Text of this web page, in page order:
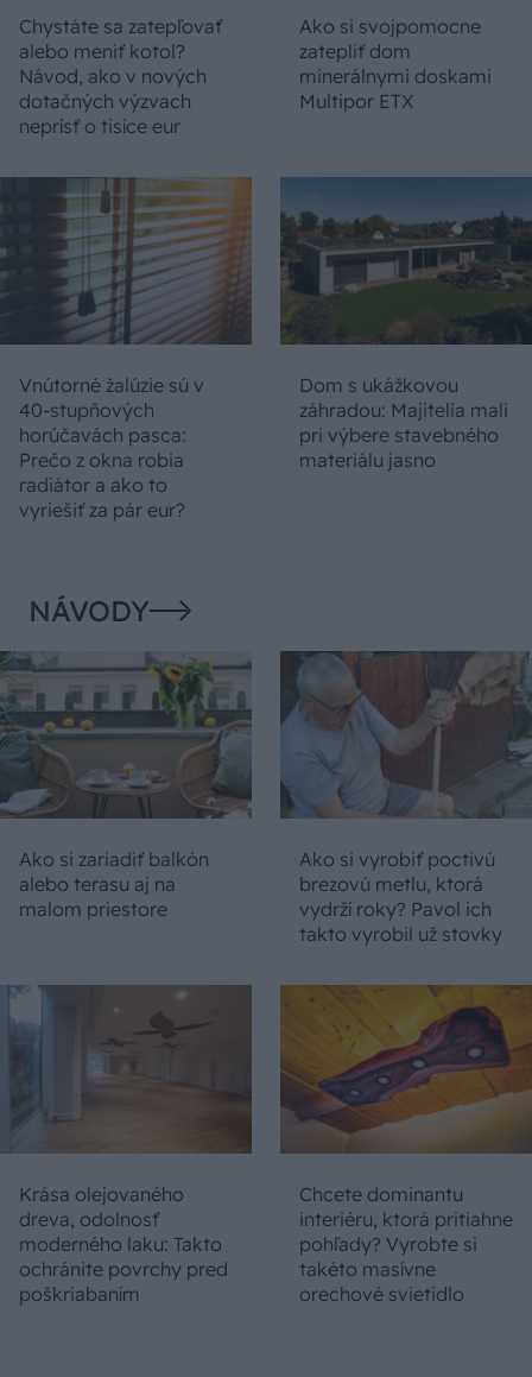
Chystáte sa zatepľovať
alebo meniť kotol?
Návod, ako v nových
dotačných výzvach
neprísť o tisíce eur
Ako si svojpomocne
zatepliť dom
minerálnymi doskami
Multipor ETX
Vnútorné žalúzie sú v
40-stupňových
horúčavách pasca:
Prečo z okna robia
radiátor a ako to
vyriešiť za pár eur?
Dom s ukážkovou
záhradou: Majitelia mali
pri výbere stavebného
materiálu jasno
NÁVODY
Ako si zariadiť balkón
alebo terasu aj na
malom priestore
Ako si vyrobiť poctivú
brezovú metlu, ktorá
vydrží roky? Pavol ich
takto vyrobil už stovky
Krása olejovaného
dreva, odolnosť
moderného laku: Takto
ochránite povrchy pred
poškriabaním
Chcete dominantu
interiéru, ktorá pritiahne
pohľady? Vyrobte si
takéto masívne
orechové svietidlo